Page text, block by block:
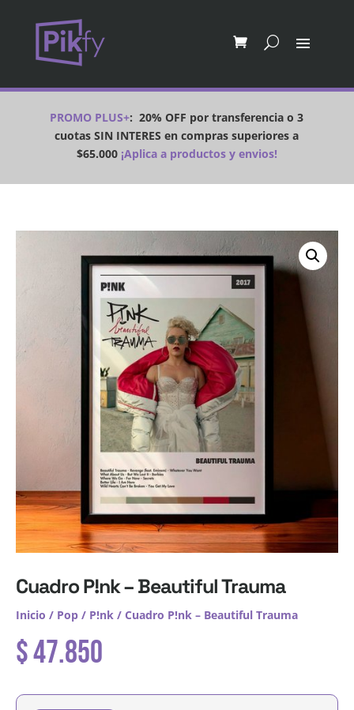
PROMO PLUS+:20% OFF por transferencia o 3
cuotas SIN INTERES en compras superiores a
$65.000¡Aplica a productos y envios!
Cuadro P!nk – Beautiful Trauma
Inicio / Pop / P!nk / Cuadro P!nk – Beautiful Trauma
$47.850